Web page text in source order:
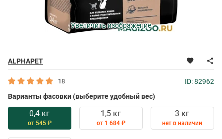
ALPHAPET
Увеличить изображение
18
ID: 82962
Варианты фасовки (выберите удобный вес)
0,4 кг
от 545 ₽
1,5 кг
от 1 684 ₽
3 кг
нет в наличии